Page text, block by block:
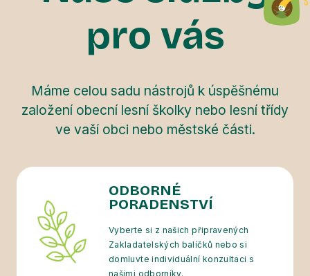
pro vás
Máme celou sadu nástrojů k úspěšnému
založení obecní lesní školky nebo lesní třídy
ve vaší obci nebo městské části.
ODBORNÉ
PORADENSTVÍ
Vyberte si z našich připravených
Zakladatelských balíčků nebo si
domluvte individuální konzultaci s
našimi odborníky.